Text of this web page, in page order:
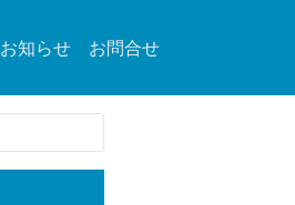
お知らせ お問合せ